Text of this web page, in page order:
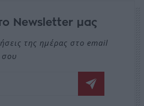
Newsletter μας
της ημέρας στο email
σου